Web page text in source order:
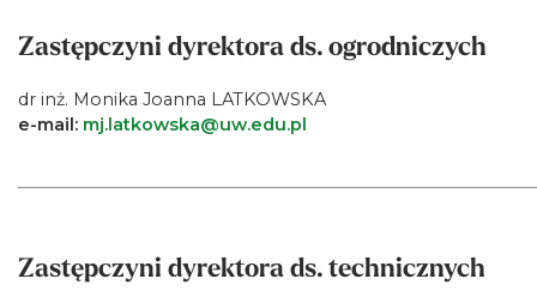
Zastępczyni dyrektora ds. ogrodniczych
dr inż. Monika Joanna LATKOWSKA
e-mail: mj.latkowska@uw.edu.pl
Zastępczyni dyrektora ds. technicznych